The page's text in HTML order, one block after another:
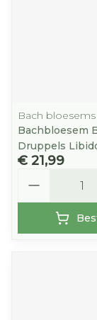
Bach bloesems
Bachbloesem
Druppels
€ 21,99